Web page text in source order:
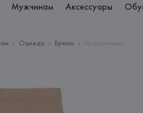
Мужчинам Аксессуары
Одежда Брюки
Укороченные